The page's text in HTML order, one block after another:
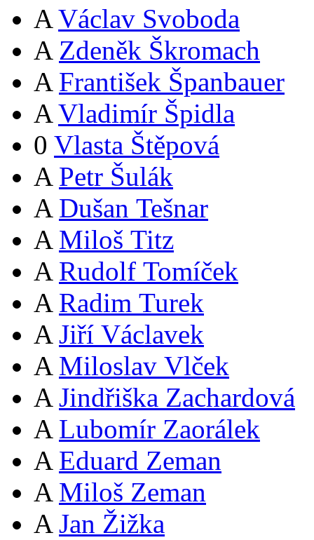
A Václav Svoboda
A Zdeněk Škromach
A František Španbauer
A Vladimír Špidla
0 Vlasta Štěpová
A Petr Šulák
A Dušan Tešnar
A Miloš Titz
A Rudolf Tomíček
A Radim Turek
A Jiří Václavek
A Miloslav Vlček
A Jindřiška Zachardová
A Lubomír Zaorálek
A Eduard Zeman
A Miloš Zeman
A Jan Žižka